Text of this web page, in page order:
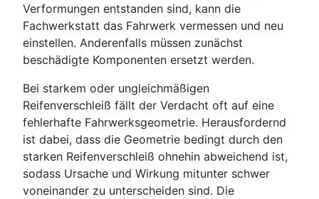
Verformungen entstanden sind, kann die
Fachwerkstatt das Fahrwerk vermessen und neu
einstellen. Anderenfalls müssen zunächst
beschädigte Komponenten ersetzt werden.
Bei starkem oder ungleichmäßigen
Reifenverschleiß fällt der Verdacht oft auf eine
fehlerhafte Fahrwerksgeometrie. Herausfordernd
ist dabei, dass die Geometrie bedingt durch den
starken Reifenverschleiß ohnehin abweichend ist,
sodass Ursache und Wirkung mitunter schwer
voneinander zu unterscheiden sind. Die